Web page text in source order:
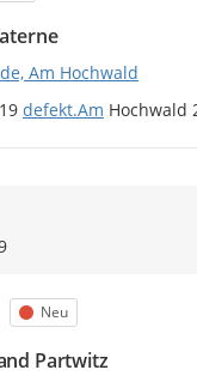
Am Hochwald
http://
defekt.Am Hochwald
Zur Äußerung
Status
Neu
Partwitz